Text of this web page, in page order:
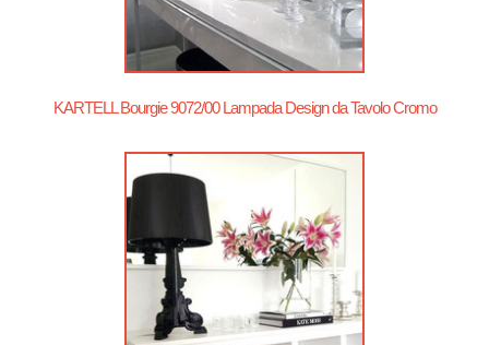
KARTELL Bourgie 9072/00 Lampada Design da Tavolo Cromo